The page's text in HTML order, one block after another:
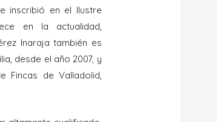
inscribió en el Ilustre
en la actualidad,
Inaraja también es
desde el año 2007, y
Fincas de Valladolid,